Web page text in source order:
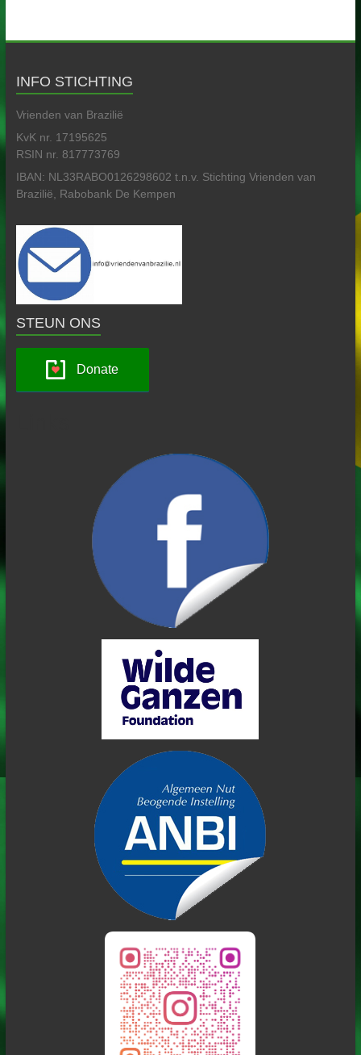
INFO STICHTING
Vrienden van Brazilië
KvK nr. 17195625
RSIN nr. 817773769
IBAN: NL33RABO0126298602 t.n.v. Stichting Vrienden van
Brazilië, Rabobank De Kempen
STEUN ONS
Donate